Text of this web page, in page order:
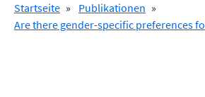
Startseite » Publikationen »
Are there gender-specific preferences